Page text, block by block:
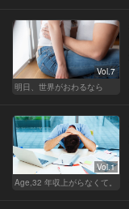
Vol.7
明日、世界がおわるなら
Vol.1
Age,32 年収上がらなくて。